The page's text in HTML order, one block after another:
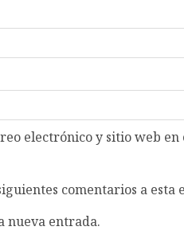
electrónico y sitio web
comentarios a esta
nueva entrada.